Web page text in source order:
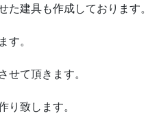
建具も作成しております。
す。
て頂きます。
致します。